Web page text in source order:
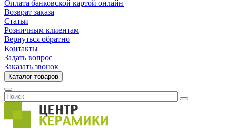
Оплата банковской картой онлайн
Возврат заказа
Статьи
Розничным клиентам
Вернуться обратно
Контакты
Задать вопрос
Заказать звонок
Каталог товаров